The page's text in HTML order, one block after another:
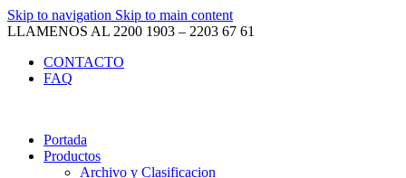
Skip to navigation Skip to main content
LLAMENOS AL 2200 1903 – 2203 67 61
CONTACTO
FAQ
Portada
Productos
Archivo y Clasificacion